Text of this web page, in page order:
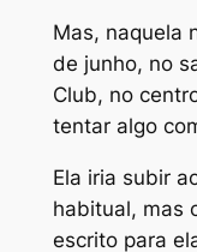
Mas, naquela
de junho, no
Club, no
tentar algo
Ela iria subir
habitual, mas
escrito para